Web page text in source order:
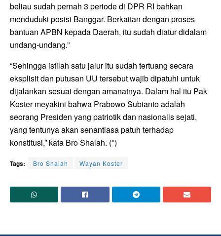
beliau sudah pernah 3 periode di DPR RI bahkan
menduduki posisi Banggar. Berkaitan dengan proses
bantuan APBN kepada Daerah, itu sudah diatur didalam
undang-undang.”
“Sehingga istilah satu jalur itu sudah tertuang secara
eksplisit dan putusan UU tersebut wajib dipatuhi untuk
dijalankan sesuai dengan amanatnya. Dalam hal itu Pak
Koster meyakini bahwa Prabowo Subianto adalah
seorang Presiden yang patriotik dan nasionalis sejati,
yang tentunya akan senantiasa patuh terhadap
konstitusi,” kata Bro Shalah. (*)
Tags: Bro Shalah Wayan Koster